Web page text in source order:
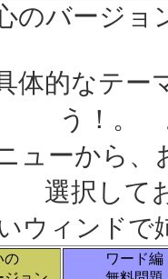
のバージョ
体的なテー
う！。
ューから
選択して
いウィンド
の
ワード編